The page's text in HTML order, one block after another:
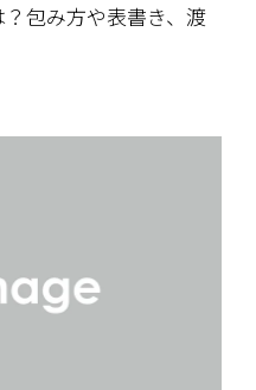
包み方や表書き、渡